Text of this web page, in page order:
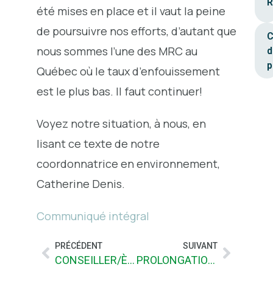
été mises en place et il vaut la peine
de poursuivre nos efforts, d’autant que
nous sommes l’une des MRC au
Québec où le taux d’enfouissement
est le plus bas. Il faut continuer!
Voyez notre situation, à nous, en
lisant ce texte de notre
coordonnatrice en environnement,
Catherine Denis.
Communiqué intégral
PRÉCÉDENT
CONSEILLER/ÈRE AU DÉVELOPPEMENT AGRICOLE (poste temporaire)
SUIVANT
PROLONGATION- CHARGÉ/E DE PROJET EN TRANSPORT (POSTE CONTRACTUEL)